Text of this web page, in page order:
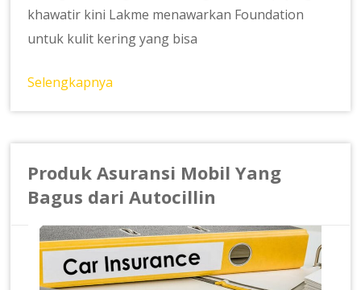
khawatir kini Lakme menawarkan Foundation
untuk kulit kering yang bisa
Selengkapnya
Produk Asuransi Mobil Yang
Bagus dari Autocillin